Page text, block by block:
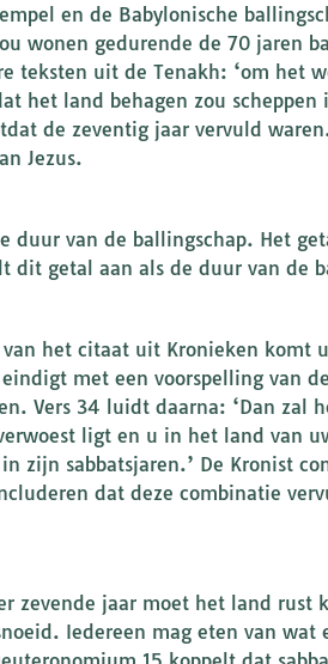
en de Babylonische
wonen gedurende de 70 jaren
teksten uit de Tenakh: ‘om het
het land behagen zou scheppen
de zeventig jaar vervuld
Jezus.
duur van de ballingschap. Het
dit getal aan als de duur van de
het citaat uit Kronieken komt
met een voorspelling van de
Vers 34 luidt daarna: ‘Dan zal
ligt en u in het land van
zijn sabbatsjaren.’ De Kronist
dat deze combinatie
zevende jaar moet het land rust
Iedereen mag eten van wat